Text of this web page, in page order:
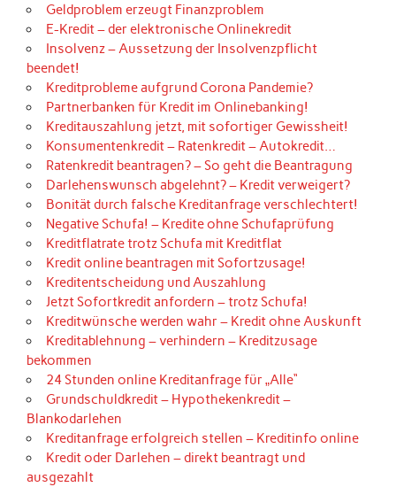
Geldproblem erzeugt Finanzproblem
E-Kredit – der elektronische Onlinekredit
Insolvenz – Aussetzung der Insolvenzpflicht
beendet!
Kreditprobleme aufgrund Corona Pandemie?
Partnerbanken für Kredit im Onlinebanking!
Kreditauszahlung jetzt, mit sofortiger Gewissheit!
Konsumentenkredit – Ratenkredit – Autokredit…
Ratenkredit beantragen? – So geht die Beantragung
Darlehenswunsch abgelehnt? – Kredit verweigert?
Bonität durch falsche Kreditanfrage verschlechtert!
Negative Schufa! – Kredite ohne Schufaprüfung
Kreditflatrate trotz Schufa mit Kreditflat
Kredit online beantragen mit Sofortzusage!
Kreditentscheidung und Auszahlung
Jetzt Sofortkredit anfordern – trotz Schufa!
Kreditwünsche werden wahr – Kredit ohne Auskunft
Kreditablehnung – verhindern – Kreditzusage
bekommen
24 Stunden online Kreditanfrage für „Alle“
Grundschuldkredit – Hypothekenkredit –
Blankodarlehen
Kreditanfrage erfolgreich stellen – Kreditinfo online
Kredit oder Darlehen – direkt beantragt und
ausgezahlt